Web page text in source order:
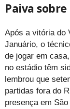
Paiva
Após a vitória do
Januário, o
de jogar em
no estádio têm
lembrou que
partidas fora do
presença em